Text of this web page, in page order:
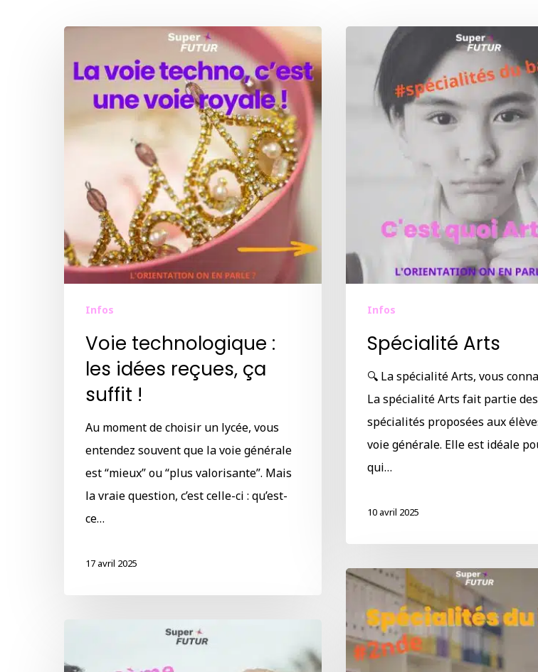
Infos
Voie technologique :
les idées reçues, ça
suffit !
Au moment de choisir un lycée, vous
entendez souvent que la voie générale
est “mieux” ou “plus valorisante”. Mais
la vraie question, c’est celle-ci : qu’est-
ce…
17 avril 2025
Infos
Spécialité Arts
🔍 La spécialité Arts, vous
La spécialité Arts fait partie
spécialités proposées aux
voie générale. Elle est idéale
qui…
10 avril 2025